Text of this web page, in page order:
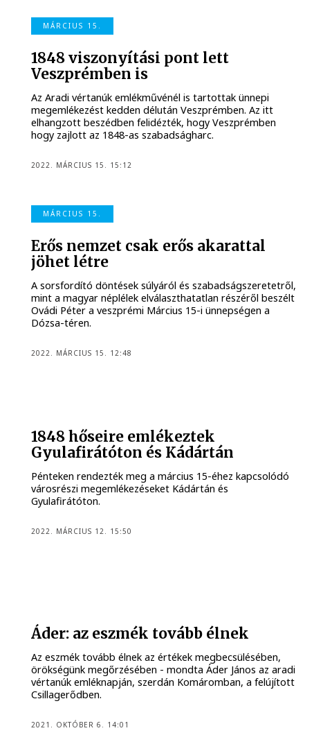
MÁRCIUS 15.
1848 viszonyítási pont lett
Veszprémben is
Az Aradi vértanúk emlékművénél is tartottak ünnepi
megemlékezést kedden délután Veszprémben. Az itt
elhangzott beszédben felidézték, hogy Veszprémben
hogy zajlott az 1848-as szabadságharc.
2022. MÁRCIUS 15. 15:12
MÁRCIUS 15.
Erős nemzet csak erős akarattal
jöhet létre
A sorsfordító döntések súlyáról és szabadságszeretetről,
mint a magyar néplélek elválaszthatatlan részéről beszélt
Ovádi Péter a veszprémi Március 15-i ünnepségen a
Dózsa-téren.
2022. MÁRCIUS 15. 12:48
1848 hőseire emlékeztek
Gyulafirátóton és Kádártán
Pénteken rendezték meg a március 15-éhez kapcsolódó
városrészi megemlékezéseket Kádártán és
Gyulafirátóton.
2022. MÁRCIUS 12. 15:50
Áder: az eszmék tovább élnek
Az eszmék tovább élnek az értékek megbecsülésében,
örökségünk megőrzésében - mondta Áder János az aradi
vértanúk emléknapján, szerdán Komáromban, a felújított
Csillagerődben.
2021. OKTÓBER 6. 14:01